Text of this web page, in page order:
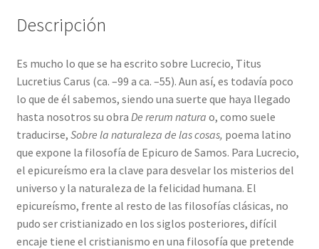
cantidad
Descripción
Es mucho lo que se ha escrito sobre Lucrecio, Titus
Lucretius Carus (ca. –99 a ca. –55). Aun así, es todavía poco
lo que de él sabemos, siendo una suerte que haya llegado
hasta nosotros su obra De rerum natura o, como suele
traducirse, Sobre la naturaleza de las cosas, poema latino
que expone la filosofía de Epicuro de Samos. Para Lucrecio,
el epicureísmo era la clave para desvelar los misterios del
universo y la naturaleza de la felicidad humana. El
epicureísmo, frente al resto de las filosofías clásicas, no
pudo ser cristianizado en los siglos posteriores, difícil
encaje tiene el cristianismo en una filosofía que pretende